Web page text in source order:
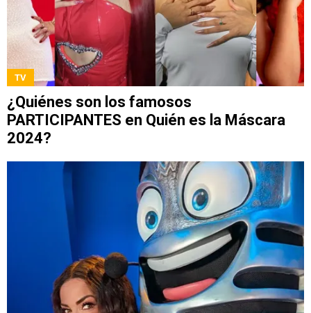
TV
¿Quiénes son los famosos
PARTICIPANTES en Quién es la Máscara
2024?